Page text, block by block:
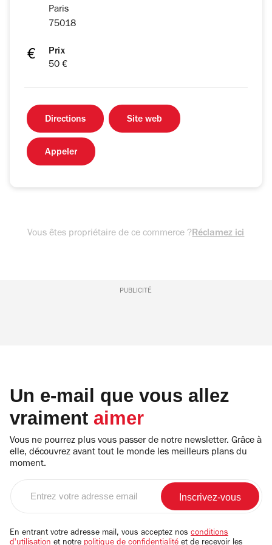
Paris
75018
Prix
50 €
Directions Site web
Appeler
Vous êtes propriétaire de ce commerce ?Réclamez ici
PUBLICITÉ
Un e-mail que vous allez
vraiment aimer
Vous ne pourrez plus vous passer de notre newsletter. Grâce à
elle, découvrez avant tout le monde les meilleurs plans du
moment.
email
En entrant votre adresse mail, vous acceptez nos conditions
d'utilisation et notre politique de confidentialité et de recevoir les